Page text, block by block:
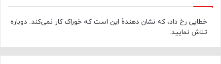
خطایی رخ داد، که نشان دهندهٔ این است که خوراک کار نمی‌کند. دوباره
تلاش نمایید.